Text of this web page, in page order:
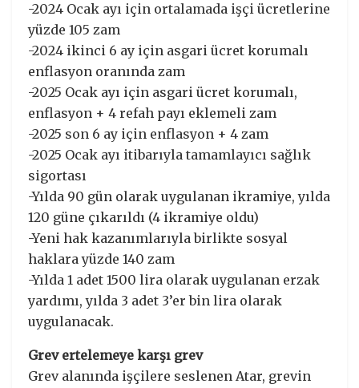
-2024 Ocak ayı için ortalamada işçi ücretlerine
yüzde 105 zam
-2024 ikinci 6 ay için asgari ücret korumalı
enflasyon oranında zam
-2025 Ocak ayı için asgari ücret korumalı,
enflasyon + 4 refah payı eklemeli zam
-2025 son 6 ay için enflasyon + 4 zam
-2025 Ocak ayı itibarıyla tamamlayıcı sağlık
sigortası
-Yılda 90 gün olarak uygulanan ikramiye, yılda
120 güne çıkarıldı (4 ikramiye oldu)
-Yeni hak kazanımlarıyla birlikte sosyal
haklara yüzde 140 zam
-Yılda 1 adet 1500 lira olarak uygulanan erzak
yardımı, yılda 3 adet 3’er bin lira olarak
uygulanacak.
Grev ertelemeye karşı grev
Grev alanında işçilere seslenen Atar, grevin